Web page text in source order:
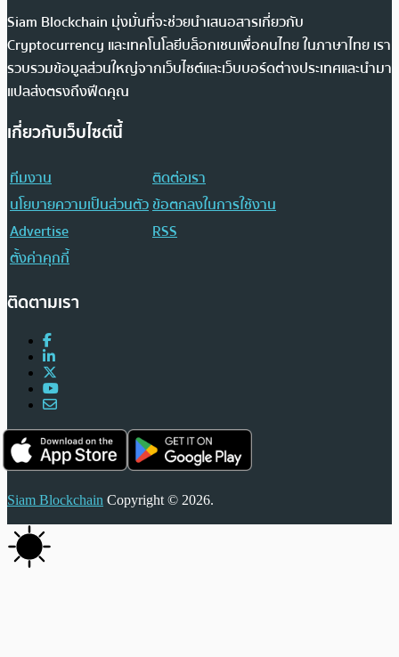
Siam Blockchain มุ่งมั่นที่จะช่วยนำเสนอสารเกี่ยวกับ
Cryptocurrency และเทคโนโลยีบล็อกเชนเพื่อคนไทย ในภาษาไทย เรา
รวบรวมข้อมูลส่วนใหญ่จากเว็บไซต์และเว็บบอร์ดต่างประเทศและนำมา
แปลส่งตรงถึงฟีดคุณ
เกี่ยวกับเว็บไซต์นี้
ทีมงาน
ติดต่อเรา
นโยบายความเป็นส่วนตัวข้อตกลงในการใช้งาน
Advertise
RSS
ตั้งค่าคุกกี้
ติดตามเรา
Siam Blockchain Copyright © 2026.